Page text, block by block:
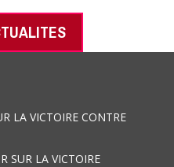
LA VICTOIRE CONTRE
SUR LA VICTOIRE